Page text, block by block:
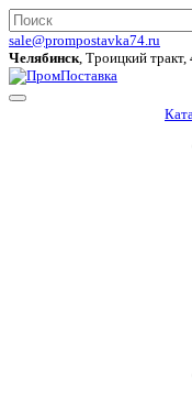
sale@prompostavka74.ru
Челябинск, Троицкий